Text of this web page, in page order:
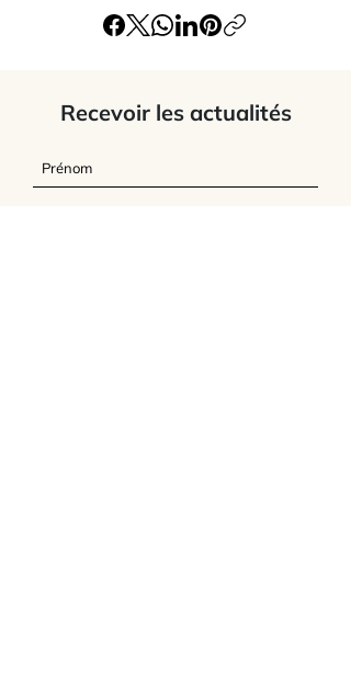
Recevoir les actualités